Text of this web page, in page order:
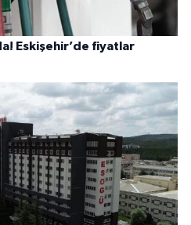
Eskişehir’de fiyatlar